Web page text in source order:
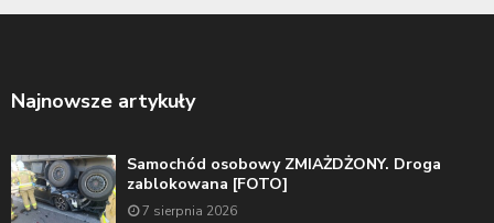
Najnowsze artykuły
Samochód osobowy ZMIAŻDŻONY. Droga
zablokowana [FOTO]
7 sierpnia 2026